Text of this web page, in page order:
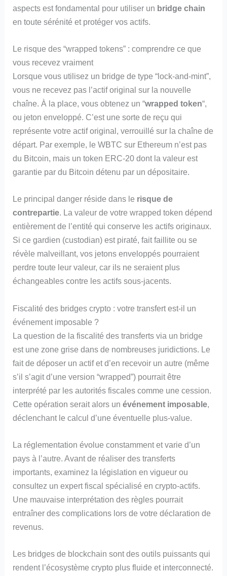
aspects est fondamental pour utiliser un bridge chain
en toute sérénité et protéger vos actifs.
Le risque des “wrapped tokens” : comprendre ce que
vous recevez vraiment
Lorsque vous utilisez un bridge de type “lock-and-mint”,
vous ne recevez pas l’actif original sur la nouvelle
chaîne. À la place, vous obtenez un “wrapped token“,
ou jeton enveloppé. C’est une sorte de reçu qui
représente votre actif original, verrouillé sur la chaîne de
départ. Par exemple, le WBTC sur Ethereum n’est pas
du Bitcoin, mais un token ERC-20 dont la valeur est
garantie par du Bitcoin détenu par un dépositaire.
Le principal danger réside dans le risque de
contrepartie. La valeur de votre wrapped token dépend
entièrement de l’entité qui conserve les actifs originaux.
Si ce gardien (custodian) est piraté, fait faillite ou se
révèle malveillant, vos jetons enveloppés pourraient
perdre toute leur valeur, car ils ne seraient plus
échangeables contre les actifs sous-jacents.
Fiscalité des bridges crypto : votre transfert est-il un
événement imposable ?
La question de la fiscalité des transferts via un bridge
est une zone grise dans de nombreuses juridictions. Le
fait de déposer un actif et d’en recevoir un autre (même
s’il s’agit d’une version “wrapped”) pourrait être
interprété par les autorités fiscales comme une cession.
Cette opération serait alors unévénement imposable,
déclenchant le calcul d’une éventuelle plus-value.
La réglementation évolue constamment et varie d’un
pays à l’autre. Avant de réaliser des transferts
importants, examinez la législation en vigueur ou
consultez un expert fiscal spécialisé en crypto-actifs.
Une mauvaise interprétation des règles pourrait
entraîner des complications lors de votre déclaration de
revenus.
Les bridges de blockchain sont des outils puissants qui
rendent l’écosystème crypto plus fluide et interconnecté.